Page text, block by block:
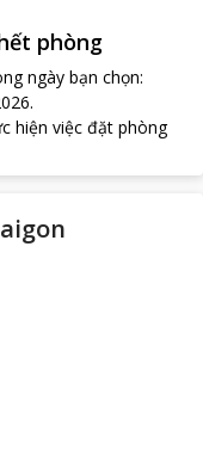
phòng
ngày bạn chọn:
.
hiện việc đặt phòng